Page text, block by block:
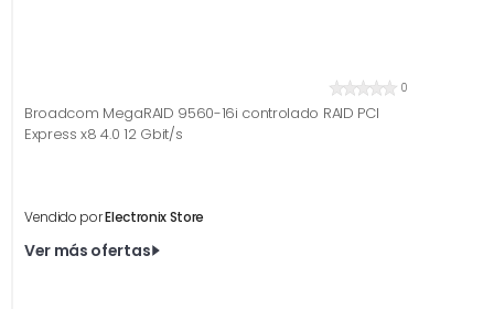
0
Broadcom MegaRAID 9560-16i controlado RAID PCI
Express x8 4.0 12 Gbit/s
Vendido porElectronix Store
Ver más ofertas